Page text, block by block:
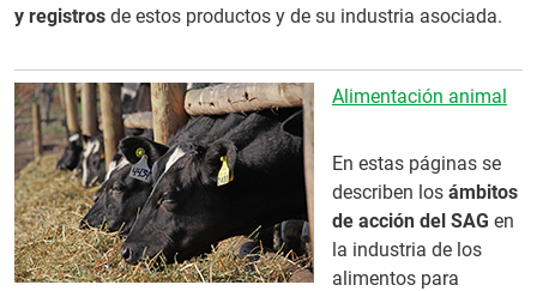
y registros de estos productos y de su industria asociada.
Alimentación animal
En estas páginas se
describen los ámbitos
de acción del SAG en
la industria de los
alimentos para